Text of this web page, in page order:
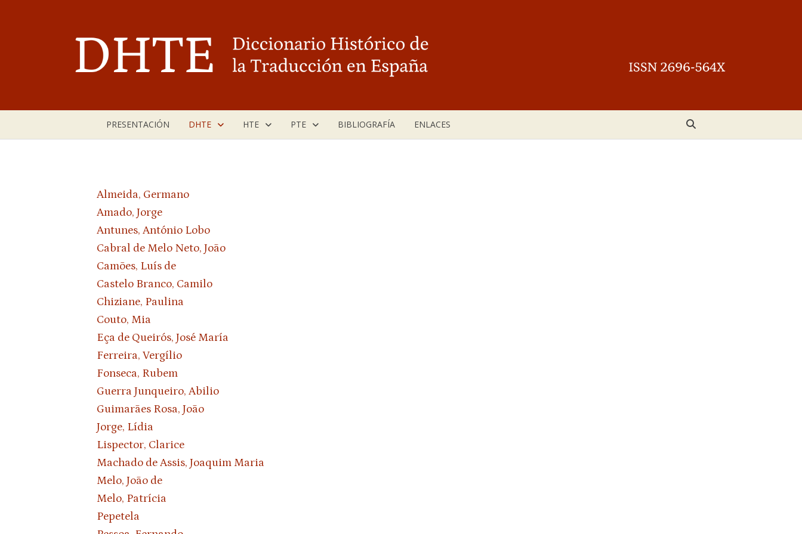
PRESENTACIÓN DHTE HTE PTE BIBLIOGRAFÍA ENLACES
Almeida, Germano
Amado, Jorge
Antunes, António Lobo
Cabral de Melo Neto, João
Camões, Luís de
Castelo Branco, Camilo
Chiziane, Paulina
Couto, Mia
Eça de Queirós, José María
Ferreira, Vergílio
Fonseca, Rubem
Guerra Junqueiro, Abilio
Guimarães Rosa, João
Jorge, Lídia
Lispector, Clarice
Machado de Assis, Joaquim Maria
Melo, João de
Melo, Patrícia
Pepetela